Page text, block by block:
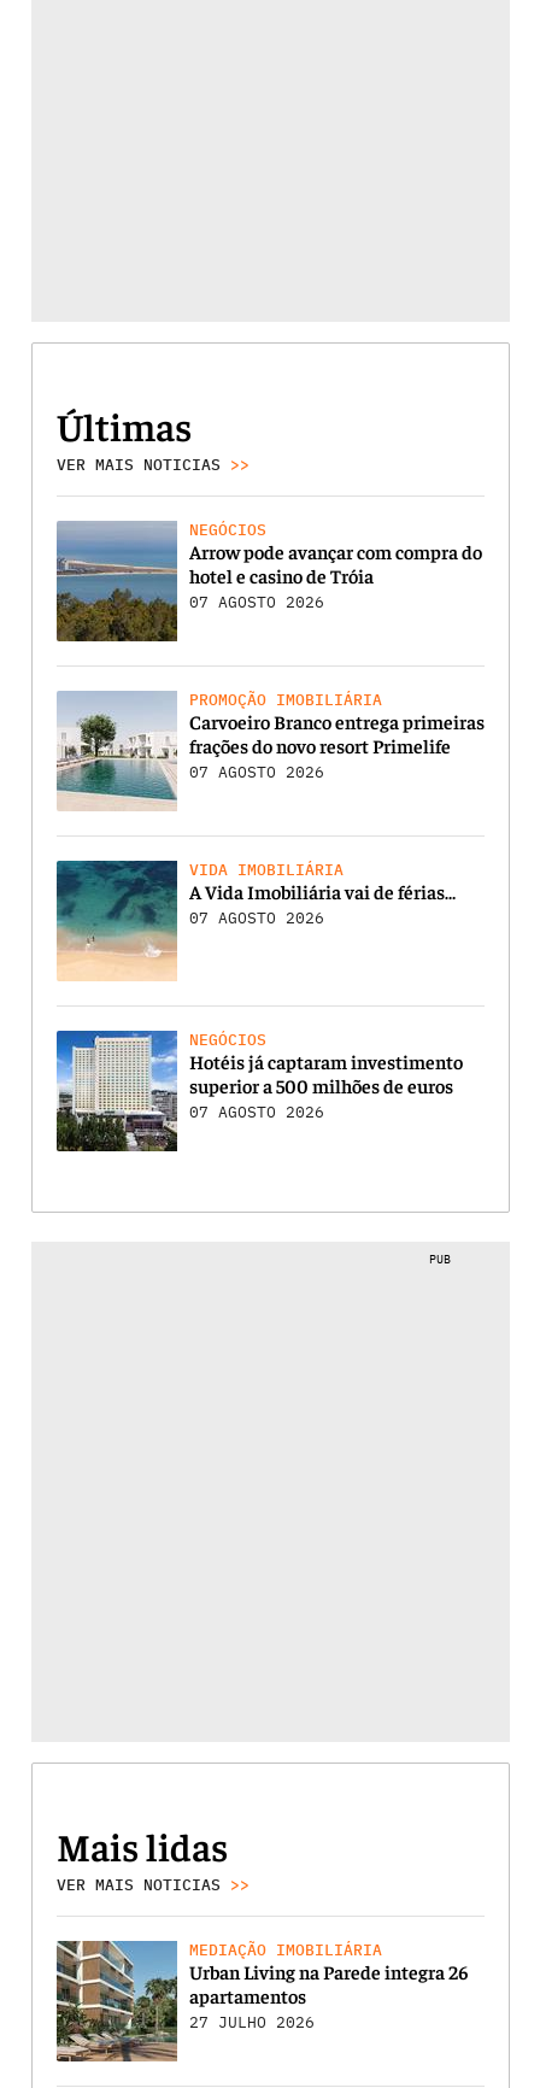
Últimas
VER MAIS NOTICIAS >>
NEGÓCIOS
Arrow pode avançar com compra do
hotel e casino de Tróia
07 AGOSTO 2026
PROMOÇÃO IMOBILIÁRIA
Carvoeiro Branco entrega primeiras
frações do novo resort Primelife
07 AGOSTO 2026
VIDA IMOBILIÁRIA
A Vida Imobiliária vai de férias…
07 AGOSTO 2026
NEGÓCIOS
Hotéis já captaram investimento
superior a 500 milhões de euros
07 AGOSTO 2026
PUB
Mais lidas
VER MAIS NOTICIAS >>
MEDIAÇÃO IMOBILIÁRIA
Urban Living na Parede integra 26
apartamentos
27 JULHO 2026